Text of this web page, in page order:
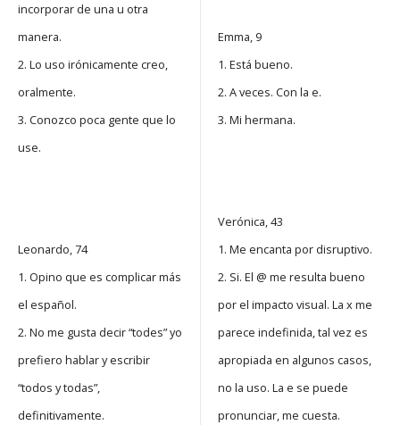
incorporar de una u otra
manera.
2. Lo uso irónicamente creo,
oralmente.
3. Conozco poca gente que lo
use.
Leonardo, 74
1. Opino que es complicar más
el español.
2. No me gusta decir “todes” yo
prefiero hablar y escribir
“todos y todas”,
definitivamente.
Emma, 9
1. Está bueno.
2. A veces. Con la e.
3. Mi hermana.
Verónica, 43
1. Me encanta por disruptivo.
2. Si. El @ me resulta bueno
por el impacto visual. La x me
parece indefinida, tal vez es
apropiada en algunos casos,
no la uso. La e se puede
pronunciar, me cuesta.